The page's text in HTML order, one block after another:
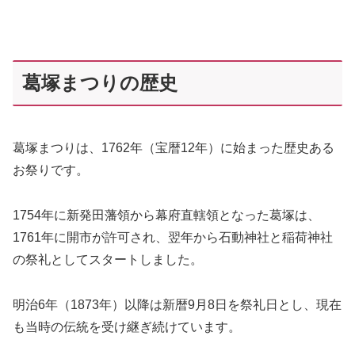
葛塚まつりの歴史
葛塚まつりは、1762年（宝暦12年）に始まった歴史ある
お祭りです。
1754年に新発田藩領から幕府直轄領となった葛塚は、
1761年に開市が許可され、翌年から石動神社と稲荷神社
の祭礼としてスタートしました。
明治6年（1873年）以降は新暦9月8日を祭礼日とし、現在
も当時の伝統を受け継ぎ続けています。